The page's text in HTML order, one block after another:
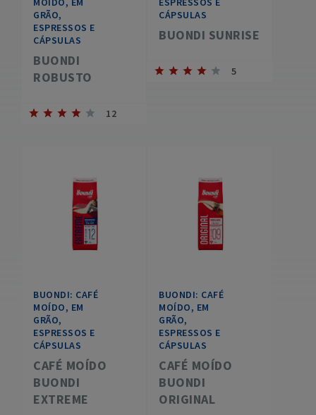
GRÃO,
ESPRESSOS E
CÁPSULAS
BUONDI
ROBUSTO
12
CÁPSULAS
BUONDI SUNRISE
5
BUONDI: CAFÉ
MOÍDO, EM
GRÃO,
ESPRESSOS E
CÁPSULAS
CAFÉ MOÍDO
BUONDI
EXTREME
BUONDI: CAFÉ
MOÍDO, EM
GRÃO,
ESPRESSOS E
CÁPSULAS
CAFÉ MOÍDO
BUONDI
ORIGINAL